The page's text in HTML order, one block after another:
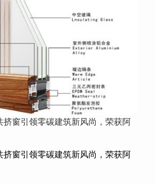
窗引领零碳建筑新风尚，荣获阿
窗引领零碳建筑新风尚，荣获阿